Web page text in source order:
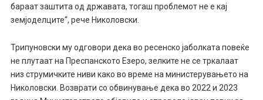
бараат заштита од државата, тогаш проблемот не е кај
земјоделците“, рече Николовски.
Трипуновски му одговори дека во ресенско јаболката повеќе
не плутаат на Преспанското Езеро, зелките не се тркалаат
низ струмичките ниви како во време на министерувањето на
Николовски. Возврати со обвинување дека во 2022 и 2023